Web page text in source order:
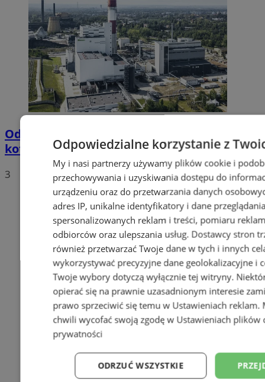
Odór w Zabrzu. Źródłem ma być awaria
kotła w Fortum
3
Odpowiedzialne korzystanie z
My i nasi partnerzy używamy plików cookie i
przechowywania i uzyskiwania dostępu do
urządzeniu oraz do przetwarzania danych
adres IP, unikalne identyfikatory i dane
spersonalizowanych reklam i treści, pomiaru
odbiorców oraz ulepszania usług. Dostawcy stron
również przetwarzać Twoje dane w tych i innych
wykorzystywać precyzyjne dane geolokalizacyjne i
Twoje wybory dotyczą wyłącznie tej witryny.
opierać się na prawnie uzasadnionym interesie
prawo sprzeciwić się temu w Ustawieniach reklam.
chwili wycofać swoją zgodę w Ustawieniach plików
prywatności
ODRZUĆ WSZYSTKIE